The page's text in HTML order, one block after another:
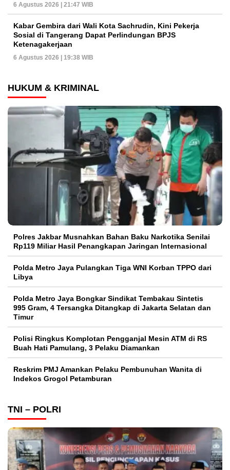
6 Agustus 2026 | 21:47 WIB
Kabar Gembira dari Wali Kota Sachrudin, Kini Pekerja
Sosial di Tangerang Dapat Perlindungan BPJS
Ketenagakerjaan
6 Agustus 2026 | 19:38 WIB
HUKUM & KRIMINAL
Polres Jakbar Musnahkan Bahan Baku Narkotika Senilai
Rp119 Miliar Hasil Penangkapan Jaringan Internasional
Polda Metro Jaya Pulangkan Tiga WNI Korban TPPO dari
Libya
Polda Metro Jaya Bongkar Sindikat Tembakau Sintetis
995 Gram, 4 Tersangka Ditangkap di Jakarta Selatan dan
Timur
Polisi Ringkus Komplotan Pengganjal Mesin ATM di RS
Buah Hati Pamulang, 3 Pelaku Diamankan
Reskrim PMJ Amankan Pelaku Pembunuhan Wanita di
Indekos Grogol Petamburan
TNI – POLRI